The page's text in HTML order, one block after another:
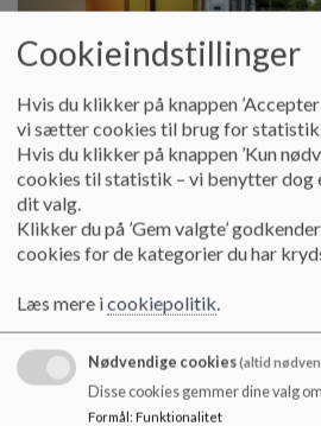
Centerafdelingen
Information om centerafdeling
Læs mere
Cookieindstillinger
Hvis du klikker på knappen ’Accepter
vi sætter cookies til brug for
Hvis du klikker på knappen ’Kun
cookies til statistik – vi benytter dog
dit valg.
Klikker du på ’Gem valgte’
cookies for de kategorier du har
Læs mere icookiepolitik.
Nødvendige cookies(altid
Disse cookies gemmer dine valg
Formål: Funktionalitet